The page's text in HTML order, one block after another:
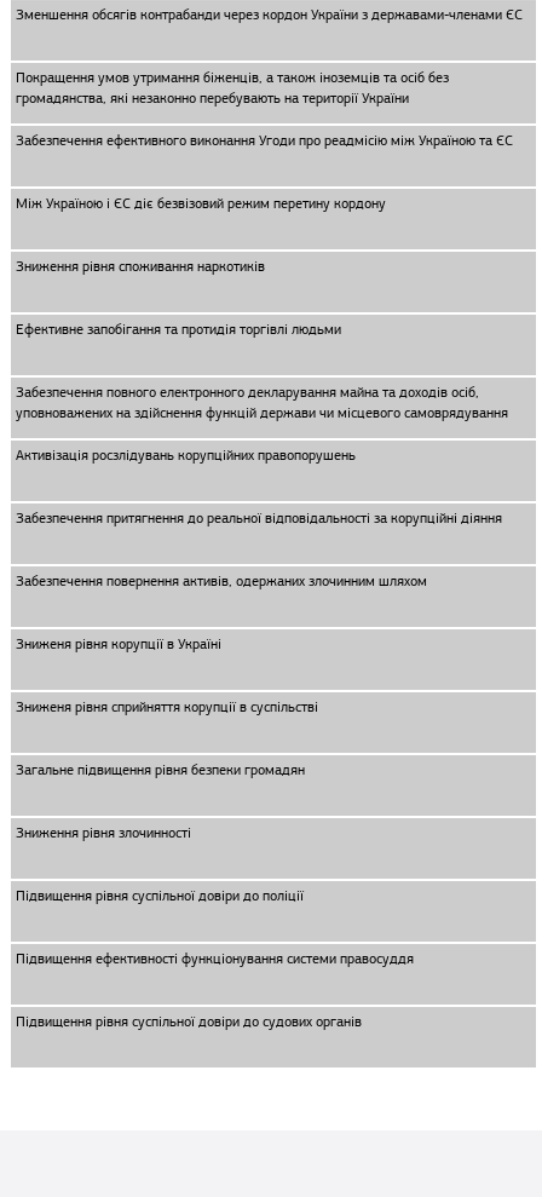
Зменшення обсягів контрабанди через кордон України з державами-членами ЄС
Покращення умов утримання біженців, а також іноземців та осіб без
громадянства, які незаконно перебувають на території України
Забезпечення ефективного виконання Угоди про реадмісію між Україною та ЄС
Між Україною і ЄС діє безвізовий режим перетину кордону
Зниження рівня споживання наркотиків
Ефективне запобігання та протидія торгівлі людьми
Забезпечення повного електронного декларування майна та доходів осіб,
уповноважених на здійснення функцій держави чи місцевого самоврядування
Активізація росзлідувань корупційних правопорушень
Забезпечення притягнення до реальної відповідальності за корупційні діяння
Забезпечення повернення активів, одержаних злочинним шляхом
Зниженя рівня корупції в Україні
Зниженя рівня сприйняття корупції в суспільстві
Загальне підвищення рівня безпеки громадян
Зниження рівня злочинності
Підвищення рівня суспільної довіри до поліції
Підвищення ефективності функціонування системи правосуддя
Підвищення рівня суспільної довіри до судових органів